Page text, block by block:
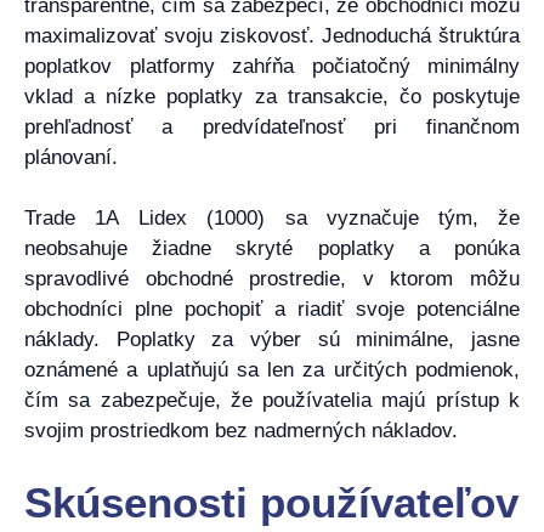
transparentné, čím sa zabezpečí, že obchodníci môžu
maximalizovať svoju ziskovosť. Jednoduchá štruktúra
poplatkov platformy zahŕňa počiatočný minimálny
vklad a nízke poplatky za transakcie, čo poskytuje
prehľadnosť a predvídateľnosť pri finančnom
plánovaní.
Trade 1A Lidex (1000) sa vyznačuje tým, že
neobsahuje žiadne skryté poplatky a ponúka
spravodlivé obchodné prostredie, v ktorom môžu
obchodníci plne pochopiť a riadiť svoje potenciálne
náklady. Poplatky za výber sú minimálne, jasne
oznámené a uplatňujú sa len za určitých podmienok,
čím sa zabezpečuje, že používatelia majú prístup k
svojim prostriedkom bez nadmerných nákladov.
Skúsenosti používateľov